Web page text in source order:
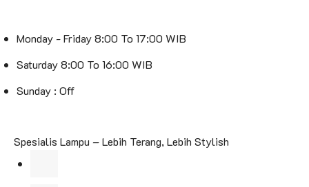
Monday - Friday 8:00 To 17:00 WIB
Saturday 8:00 To 16:00 WIB
Sunday : Off
Spesialis Lampu – Lebih Terang, Lebih Stylish